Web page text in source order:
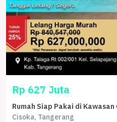
Rp 627 Juta
Rumah Siap Pakai di Kawasan
Cisoka, Tangerang